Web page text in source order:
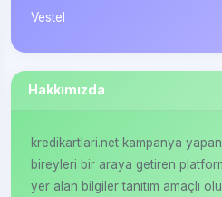
Vestel
Hakkımızda
kredikartlari.net kampanya
bireyleri bir araya getiren
yer alan bilgiler tanıtım amaçlı